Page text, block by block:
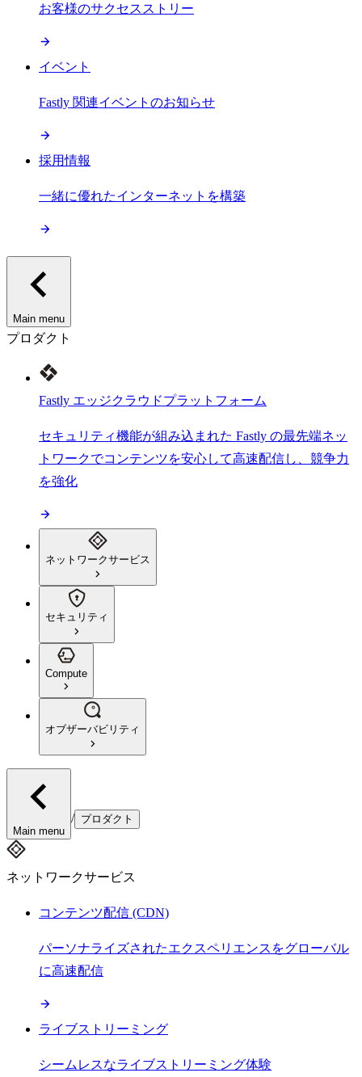
お客様のサクセスストリー
イベント
Fastly 関連イベントのお知らせ
採用情報
一緒に優れたインターネットを構築
Main menu
プロダクト
Fastly エッジクラウドプラットフォーム
セキュリティ機能が組み込まれた Fastly の最先端ネッ
トワークでコンテンツを安心して高速配信し、競争力
を強化
ネットワークサービス
セキュリティ
Compute
オブザーバビリティ
Main menu
/ プロダクト
ネットワークサービス
コンテンツ配信 (CDN)
パーソナライズされたエクスペリエンスをグローバル
に高速配信
ライブストリーミング
シームレスなライブストリーミング体験